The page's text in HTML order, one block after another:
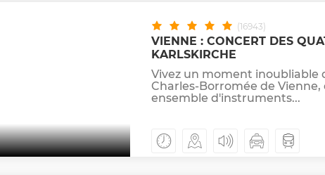
(16943)
VIENNE : CONCERT DES
KARLSKIRCHE
Vivez un moment inoubliable
Charles-Borromée de
ensemble d'instruments...